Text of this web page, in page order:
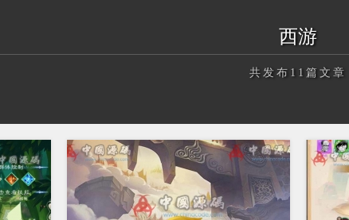
西游
共发布11篇文章
正在为您加载新内容